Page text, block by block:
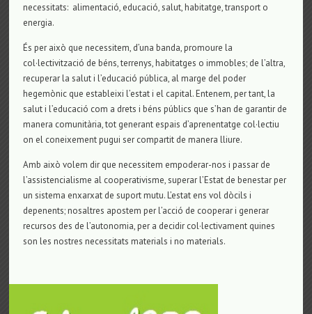
necessitats: alimentació, educació, salut, habitatge, transport o
energia.
És per això que necessitem, d’una banda, promoure la
col·lectivització de béns, terrenys, habitatges o immobles; de l’altra,
recuperar la salut i l’educació pública, al marge del poder
hegemònic que estableixi l’estat i el capital. Entenem, per tant, la
salut i l’educació com a drets i béns públics que s’han de garantir de
manera comunitària, tot generant espais d’aprenentatge col·lectiu
on el coneixement pugui ser compartit de manera lliure.
Amb això volem dir que necessitem empoderar-nos i passar de
l’assistencialisme al cooperativisme, superar l’Estat de benestar per
un sistema enxarxat de suport mutu. L’estat ens vol dòcils i
depenents; nosaltres apostem per l’acció de cooperar i generar
recursos des de l’autonomia, per a decidir col·lectivament quines
son les nostres necessitats materials i no materials.